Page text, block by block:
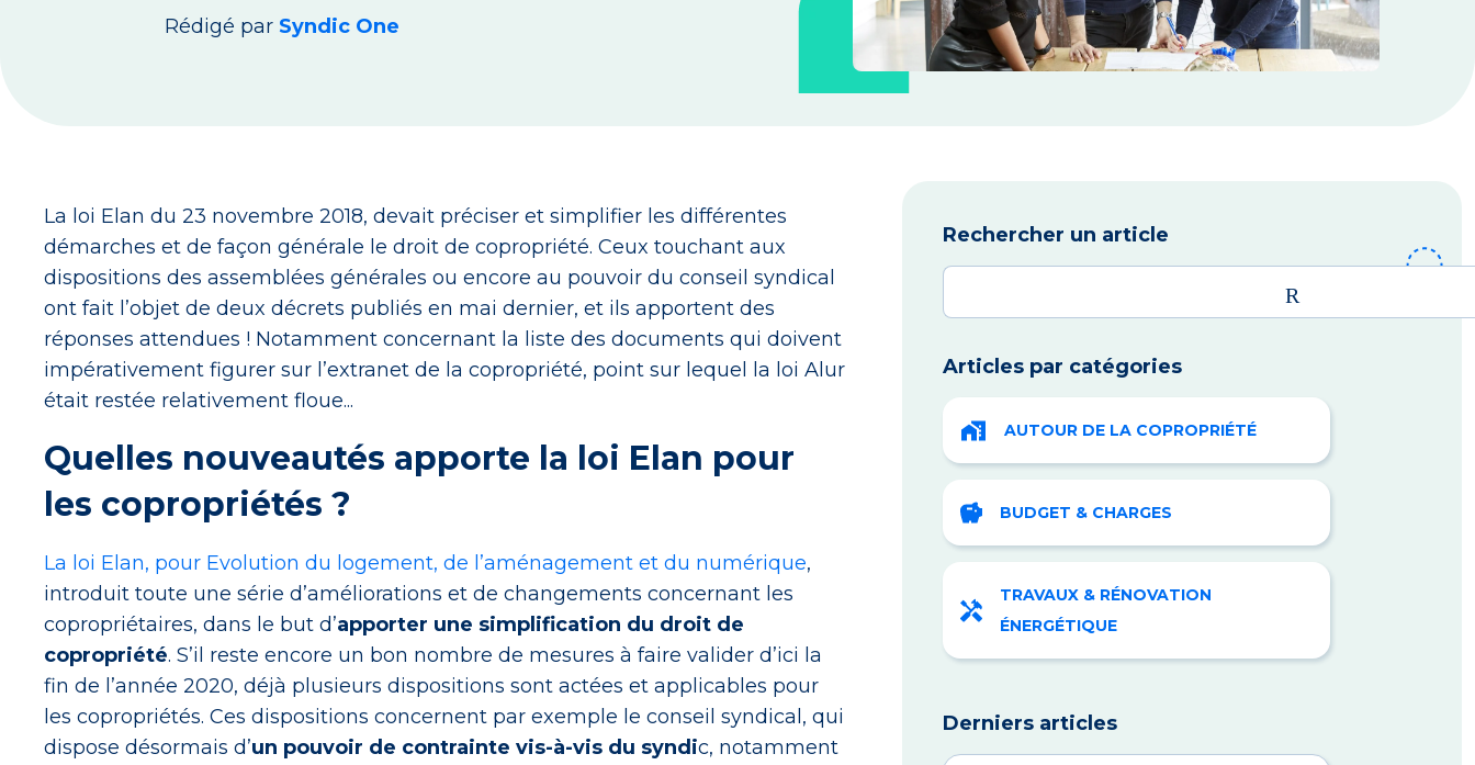
Rédigé par Syndic One
La loi Elan du 23 novembre 2018, devait préciser et simplifier les différentes
démarches et de façon générale le droit de copropriété. Ceux touchant aux
dispositions des assemblées générales ou encore au pouvoir du conseil syndical
ont fait l’objet de deux décrets publiés en mai dernier, et ils apportent des
réponses attendues ! Notamment concernant la liste des documents qui doivent
impérativement figurer sur l’extranet de la copropriété, point sur lequel la loi Alur
était restée relativement floue...
Quelles nouveautés apporte la loi Elan pour
les copropriétés ?
La loi Elan, pour Evolution du logement, de l’aménagement et du numérique,
introduit toute une série d’améliorations et de changements concernant les
copropriétaires, dans le but d’apporter une simplification du droit de
copropriété. S’il reste encore un bon nombre de mesures à faire valider d’ici la
fin de l’année 2020, déjà plusieurs dispositions sont actées et applicables pour
les copropriétés. Ces dispositions concernent par exemple le conseil syndical, qui
dispose désormais d’un pouvoir de contrainte vis-à-vis du syndic, notamment
Rechercher un article
Articles par catégories
AUTOUR DE LA COPROPRIÉTÉ
BUDGET & CHARGES
TRAVAUX & RÉNOVATION
ÉNERGÉTIQUE
Derniers articles